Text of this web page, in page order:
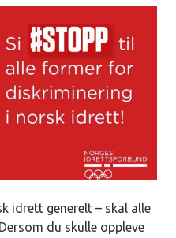
idrett generelt – skal alle
du skulle oppleve